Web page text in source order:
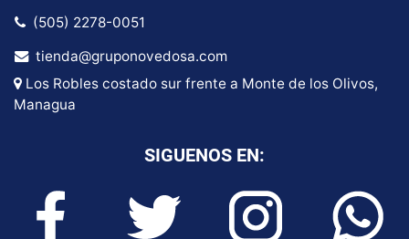
(505) 2278-0051
tienda@gruponovedosa.com
Los Robles costado sur frente a Monte de los Olivos,
Managua
SIGUENOS EN: